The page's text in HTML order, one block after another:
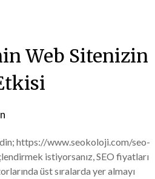
Web Sitenizin
https://www.seokoloji.com/seo-
istiyorsanız, SEO fiyatları
üst sıralarda yer almayı